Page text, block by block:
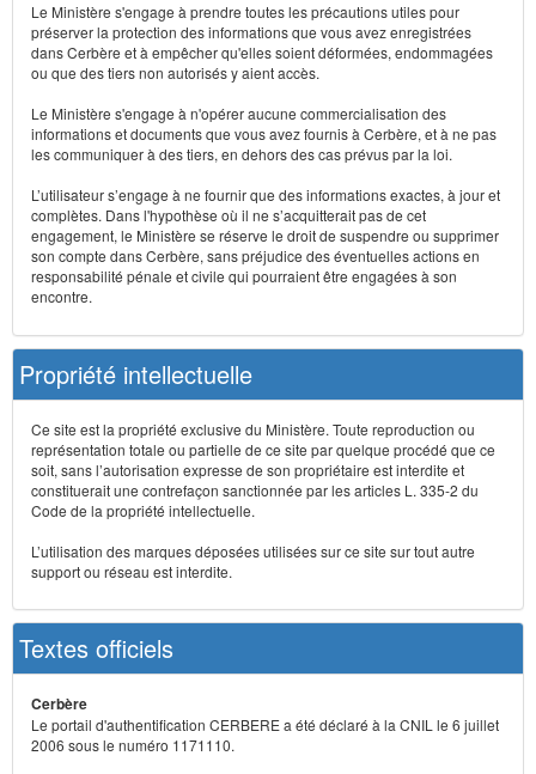
Le Ministère s'engage à prendre toutes les précautions utiles pour
préserver la protection des informations que vous avez enregistrées
dans Cerbère et à empêcher qu'elles soient déformées, endommagées
ou que des tiers non autorisés y aient accès.
Le Ministère s'engage à n'opérer aucune commercialisation des
informations et documents que vous avez fournis à Cerbère, et à ne pas
les communiquer à des tiers, en dehors des cas prévus par la loi.
L’utilisateur s’engage à ne fournir que des informations exactes, à jour et
complètes. Dans l'hypothèse où il ne s’acquitterait pas de cet
engagement, le Ministère se réserve le droit de suspendre ou supprimer
son compte dans Cerbère, sans préjudice des éventuelles actions en
responsabilité pénale et civile qui pourraient être engagées à son
encontre.
Propriété intellectuelle
Ce site est la propriété exclusive du Ministère. Toute reproduction ou
représentation totale ou partielle de ce site par quelque procédé que ce
soit, sans l’autorisation expresse de son propriétaire est interdite et
constituerait une contrefaçon sanctionnée par les articles L. 335-2 du
Code de la propriété intellectuelle.
L’utilisation des marques déposées utilisées sur ce site sur tout autre
support ou réseau est interdite.
Textes officiels
Cerbère
Le portail d'authentification CERBERE a été déclaré à la CNIL le 6 juillet
2006 sous le numéro 1171110.